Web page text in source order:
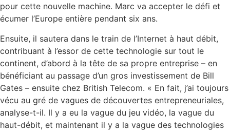
pour cette nouvelle machine. Marc va accepter le défi et
écumer l’Europe entière pendant six ans.
Ensuite, il sautera dans le train de l’Internet à haut débit,
contribuant à l’essor de cette technologie sur tout le
continent, d’abord à la tête de sa propre entreprise – en
bénéficiant au passage d’un gros investissement de Bill
Gates – ensuite chez British Telecom. « En fait, j’ai toujours
vécu au gré de vagues de découvertes entrepreneuriales,
analyse-t-il. Il y a eu la vague du jeu vidéo, la vague du
haut-débit, et maintenant il y a la vague des technologies